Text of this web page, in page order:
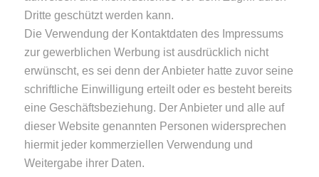
Dritte geschützt werden kann.
Die Verwendung der Kontaktdaten des Impressums
zur gewerblichen Werbung ist ausdrücklich nicht
erwünscht, es sei denn der Anbieter hatte zuvor seine
schriftliche Einwilligung erteilt oder es besteht bereits
eine Geschäftsbeziehung. Der Anbieter und alle auf
dieser Website genannten Personen widersprechen
hiermit jeder kommerziellen Verwendung und
Weitergabe ihrer Daten.